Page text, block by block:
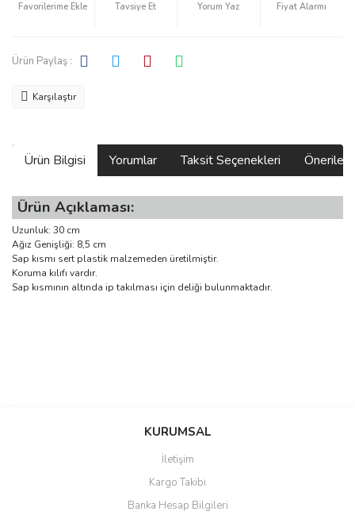
Tavsiye Et Yorum Yaz Fiyat Alarmı
Ürün Paylaş :
Karşılaştır
Ürün Bilgisi Yorumlar Taksit Seçenekleri
Ürün Açıklaması:
Uzunluk: 30 cm
Ağız Genişliği: 8,5 cm
Sap kısmı sert plastik malzemeden üretilmiştir.
Koruma kılıfı vardır.
Sap kısmının altında ip takılması için deliği bulunmaktadır.
Bu ürüne ilk yorumu siz yapın!
Ürün resmi kalitesiz, bozuk veya görüntülenemiyor.
Ürün açıklamasında eksik bilgiler bulunuyor.
KURUMSAL
İletişim
Kargo Takibi
Banka Hesap Bilgileri